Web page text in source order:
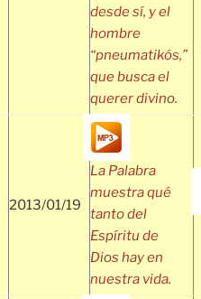
desde sí, y el
hombre
“pneumatikós,”
que busca el
querer divino.
2013/01/19
La Palabra
muestra qué
tanto del
Espíritu de
Dios hay en
nuestra vida.